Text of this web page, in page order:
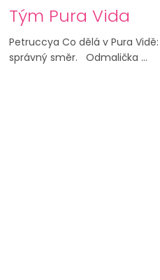
Tým Pura Vida
Petruccya Co dělá v Pura
správný směr. Odmalička ...